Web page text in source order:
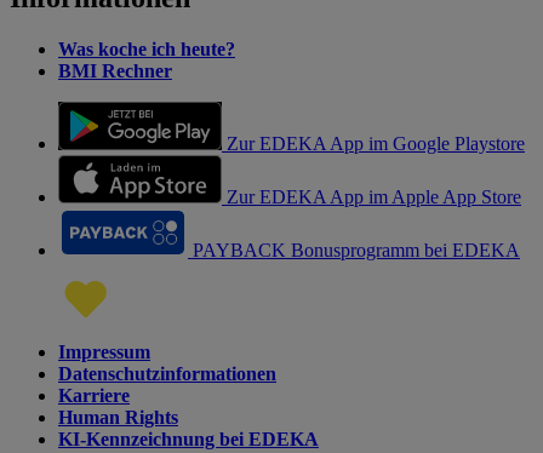
Was koche ich heute?
BMI Rechner
Zur EDEKA App im Google Playstore
Zur EDEKA App im Apple App Store
PAYBACK Bonusprogramm bei EDEKA
Impressum
Datenschutzinformationen
Karriere
Human Rights
KI-Kennzeichnung bei EDEKA